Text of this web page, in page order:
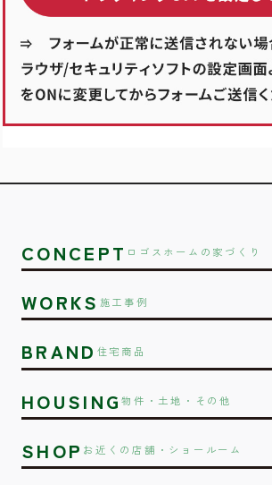
CONCEPT ロゴスホームの家づくり
WORKS 施工事例
BRAND 住宅商品
HOUSING物件・土地・その他
SHOP お近くの店舗・ショールーム